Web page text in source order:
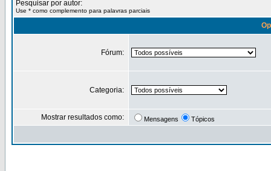
Pesquisar por autor:
Use * como complemento para palavras parciais
Fórum:
Categoria:
Mostrar resultados como: Mensagens Tópicos